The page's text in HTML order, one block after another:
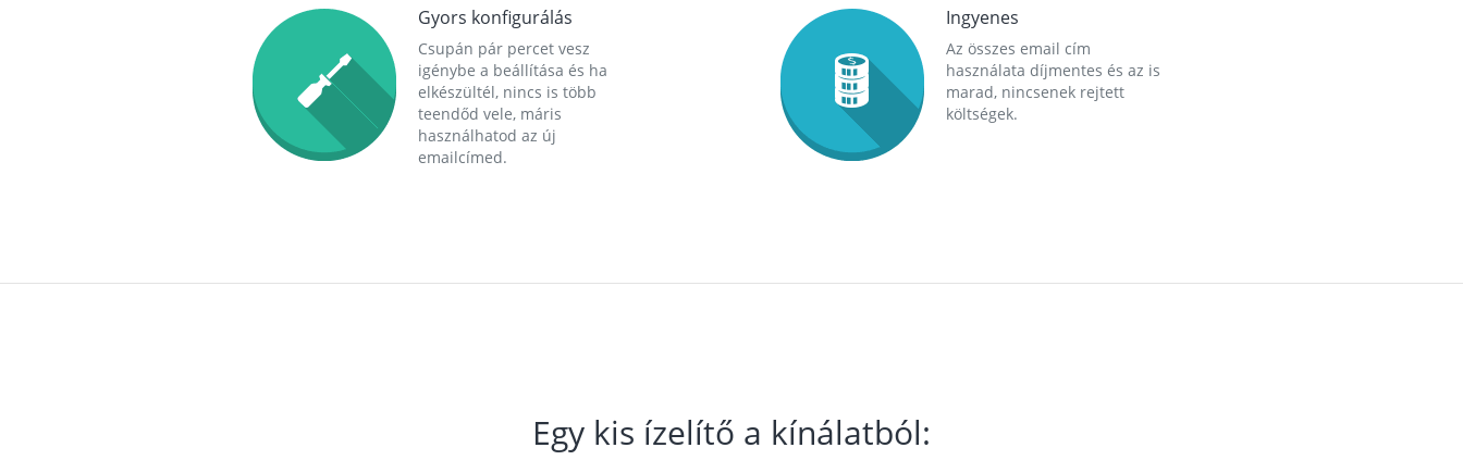
Gyors konfigurálás
Csupán pár percet vesz
igénybe a beállítása és ha
elkészültél, nincs is több
teendőd vele, máris
használhatod az új
emailcímed.
Ingyenes
Az összes email cím
használata díjmentes és az is
marad, nincsenek rejtett
költségek.
Egy kis ízelítő a kínálatból: